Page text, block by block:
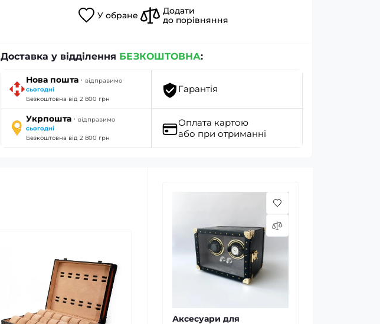
У обране
Додати
до порівняння
Доставка у відділення БЕЗКОШТОВНА:
Нова пошта · відправимо
сьогодні
Безкоштовна від 2 800 грн
Укрпошта · відправимо
сьогодні
Безкоштовна від 2 800 грн
Гарантія
Оплата картою
або при отриманні
Аксесуари для